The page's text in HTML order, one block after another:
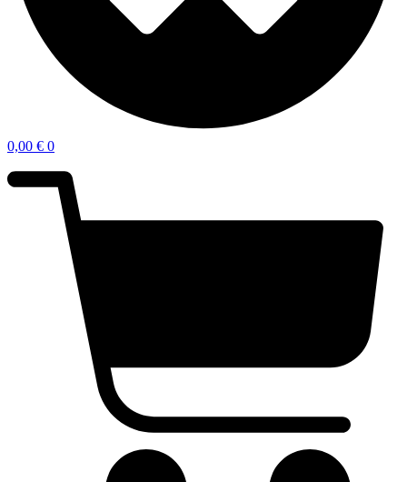
0,00 € 0